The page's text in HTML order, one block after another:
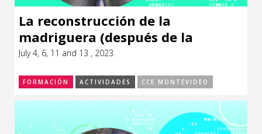
La reconstrucción de la
madriguera (después de la
pandemia)
July 4, 6, 11 and 13 , 2023.
FORMACIÓN ACTIVIDADES CCE MONTEVIDEO